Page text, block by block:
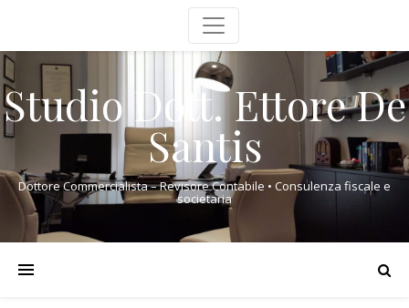
Studio Dott. Ettore De
Santis
Dottore Commercialista – Revisore Contabile • Consulenza fiscale e
societaria